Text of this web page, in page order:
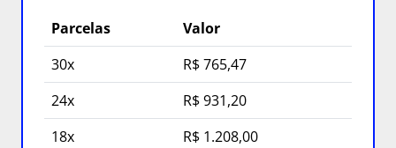
Parcelas
Valor
30x
R$ 765,47
24x
R$ 931,20
18x
R$ 1.208,00